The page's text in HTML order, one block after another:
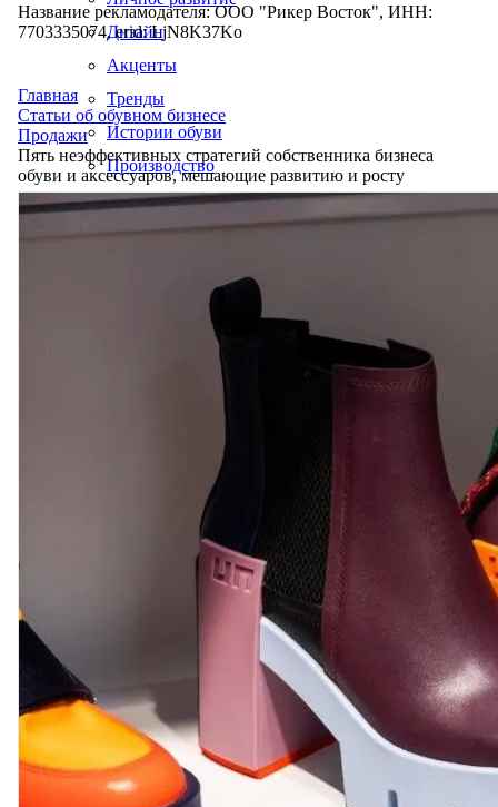
Дизайн
Акценты
Тренды
Истории обуви
Производство
Название рекламодателя: ООО "Рикер Восток", ИНН:
7703335074, erid: LjN8K37Ko
Главная
Статьи об обувном бизнесе
Продажи
Пять неэффективных стратегий собственника бизнеса
обуви и аксессуаров, мешающие развитию и росту